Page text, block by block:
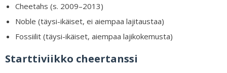
Cheetahs (s. 2009–2013)
Noble (täysi-ikäiset, ei aiempaa lajitaustaa)
Fossiilit (täysi-ikäiset, aiempaa lajikokemusta)
Starttiviikko cheertanssi